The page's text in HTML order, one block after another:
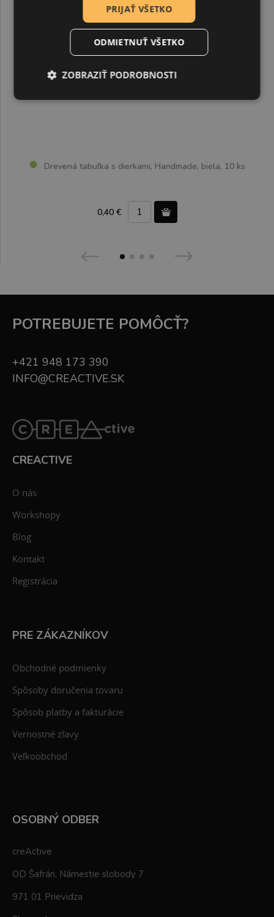
Drevená tabuľka s dierkami, Handmade, biela, 10 ks
0,40 €
POTREBUJETE POMÔCŤ?
+421 948 173 390
INFO@CREACTIVE.SK
CREACTIVE
O nás
Workshopy
Blog
Kontakt
Registrácia
PRE ZÁKAZNÍKOV
Obchodné podmienky
Spôsoby doručenia tovaru
Spôsob platby a fakturácie
Vernostné zľavy
Veľkoobchod
OSOBNÝ ODBER
creActive
OD Šafrán, Námestie slobody 7
971 01 Prievidza
PRIJAŤ VŠETKO
ODMIETNUŤ VŠETKO
ZOBRAZIŤ PODROBNOSTI